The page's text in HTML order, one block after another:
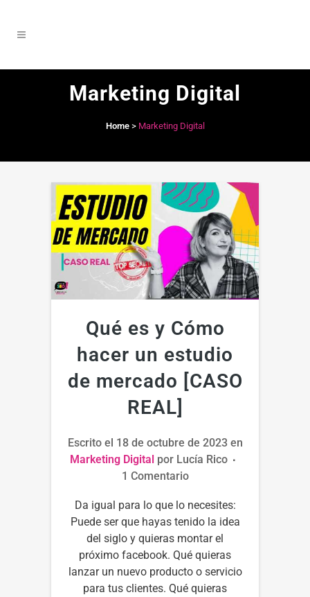
Marketing Digital
Home> Marketing Digital
Qué es y Cómo
hacer un estudio
de mercado [CASO
REAL]
Escrito el 18 de octubre de 2023 en
Marketing Digital por Lucía Rico
1 Comentario
Da igual para lo que lo necesites:
Puede ser que hayas tenido la idea
del siglo y quieras montar el
próximo facebook. Qué quieras
lanzar un nuevo producto o servicio
para tus clientes. Qué quieras